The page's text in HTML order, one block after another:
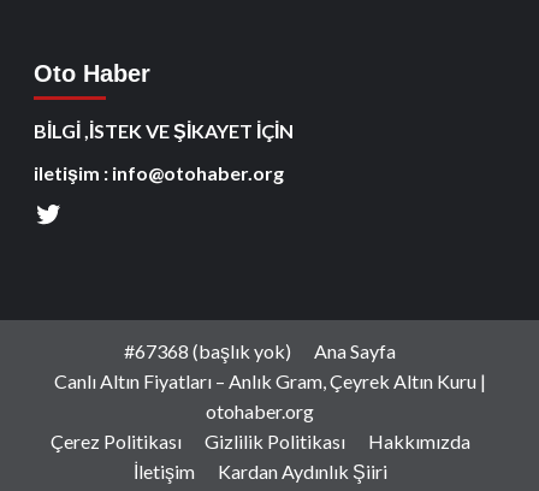
Oto Haber
BİLGİ ,İSTEK VE ŞİKAYET İÇİN
iletişim : info@otohaber.org
#67368 (başlık yok)
Ana Sayfa
Canlı Altın Fiyatları – Anlık Gram, Çeyrek Altın Kuru |
otohaber.org
Çerez Politikası
Gizlilik Politikası
Hakkımızda
İletişim
Kardan Aydınlık Şiiri